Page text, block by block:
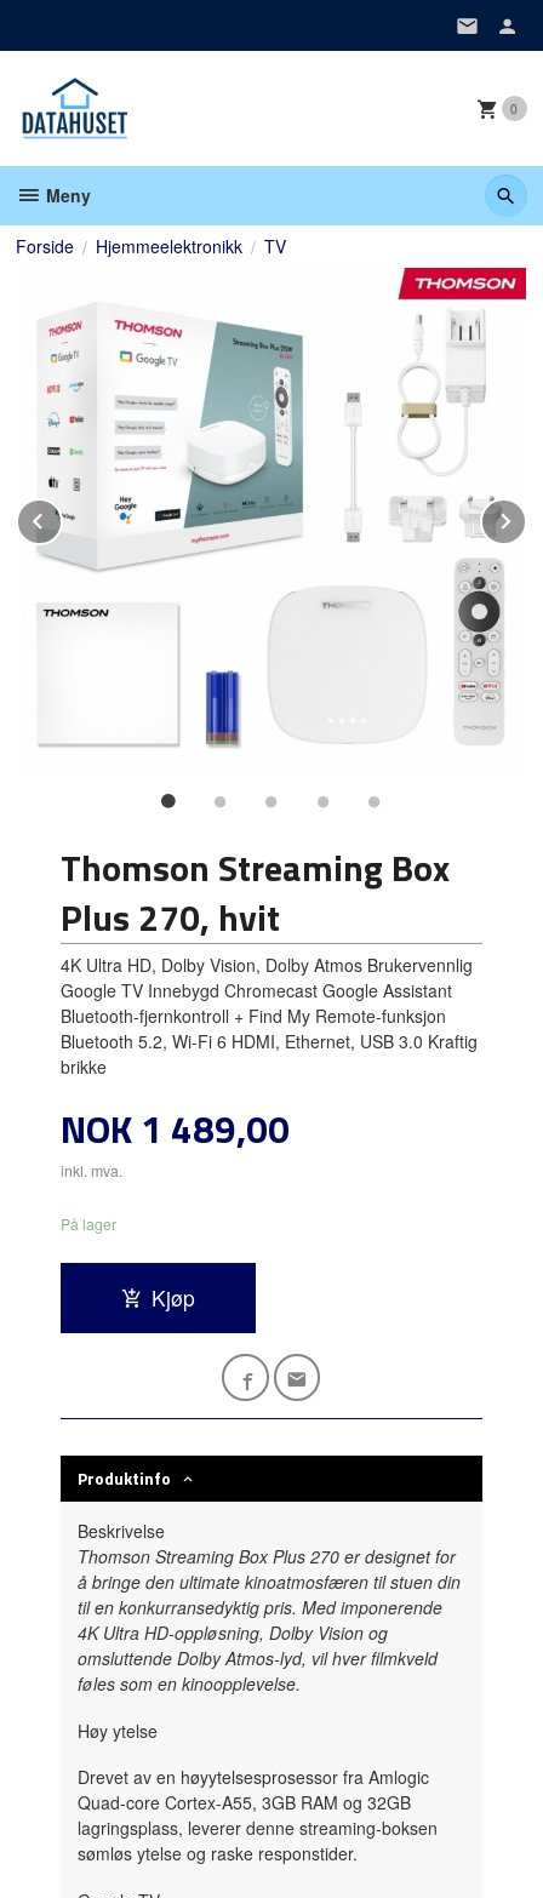
0
Meny
Forside Hjemmeelektronikk TV
Prev
Thomson Streaming Box
Plus 270, hvit
4K Ultra HD, Dolby Vision, Dolby Atmos Brukervennlig
Google TV Innebygd Chromecast Google Assistant
Bluetooth-fjernkontroll + Find My Remote-funksjon
Bluetooth 5.2, Wi-Fi 6 HDMI, Ethernet, USB 3.0 Kraftig
brikke
Pris
NOK1 489,00
inkl. mva.
På lager
Kjøp
Produktinfo
Beskrivelse
Thomson Streaming Box Plus 270 er designet for
å bringe den ultimate kinoatmosfæren til stuen din
til en konkurransedyktig pris. Med imponerende
4K Ultra HD-oppløsning, Dolby Vision og
omsluttende Dolby Atmos-lyd, vil hver filmkveld
føles som en kinoopplevelse.
Høy ytelse
Drevet av en høyytelsesprosessor fra Amlogic
Quad-core Cortex-A55, 3GB RAM og 32GB
lagringsplass, leverer denne streaming-boksen
sømløs ytelse og raske responstider.